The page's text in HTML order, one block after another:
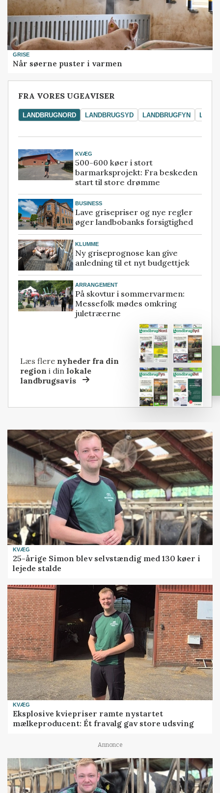
GRISE
Når søerne puster i varmen
FRA VORES UGEAVISER
LANDBRUGNORD LANDBRUGSYD LANDBRUGFYN
KVÆG
500-600 køer i stort
barmarksprojekt: Fra beskeden
start til store drømme
BUSINESS
Lave grisepriser og nye regler
øger landbobanks forsigtighed
KLUMME
Ny griseprognose kan give
anledning til et nyt budgettjek
ARRANGEMENT
På skovtur i sommervarmen:
Messefolk mødes omkring
juletræerne
Læs flere nyheder fra din
region i dinlokale
landbrugsavis
KVÆG
25-årige Simon blev selvstændig med 130 køer i
lejede stalde
KVÆG
Eksplosive kviepriser ramte nystartet
mælkeproducent: Ét fravalg gav store udsving
Annonce